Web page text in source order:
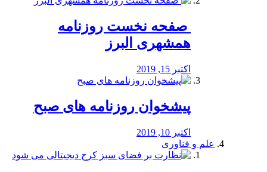
️ صفحه نخست روزنامه‌
همشهری البرز
اکتبر 15, 2019
پیشخوان روزنامه های صبح
اکتبر 10, 2019
علم و فناوری